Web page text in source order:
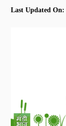
Last Updated